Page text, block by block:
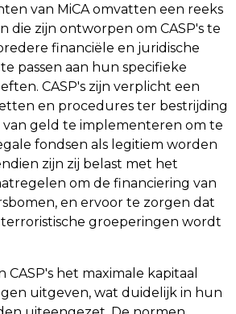
van MiCA omvatten een reeks
die zijn ontworpen om CASP's te
financiële en juridische
passen aan hun specifieke
CASP's zijn verplicht een
en procedures ter bestrijding
van geld te implementeren om te
fondsen als legitiem worden
zijn zij belast met het
om de financiering van
en ervoor te zorgen dat
groeperingen wordt
het maximale kapitaal
uitgeven, wat duidelijk in hun